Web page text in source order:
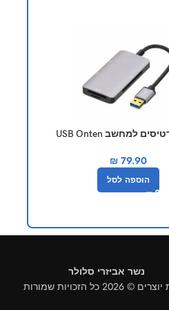
קורא כרטיסים למחשב USB Onten
₪79.90
הוספה לסל
נשר אביזרי סלולר
© 2026 כל הזכויות שמורות